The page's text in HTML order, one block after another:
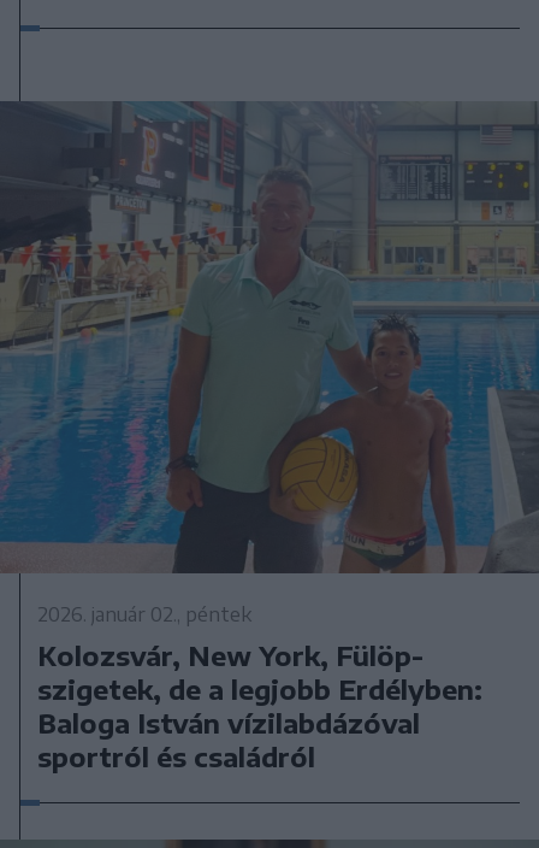
2026. január 02., péntek
Kolozsvár, New York, Fülöp-
szigetek, de a legjobb Erdélyben:
Baloga István vízilabdázóval
sportról és családról